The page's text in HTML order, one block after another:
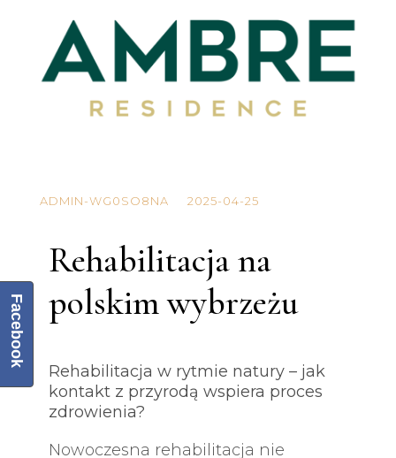
ADMIN-WG0SO8NA 2025-04-25
Rehabilitacja na
polskim wybrzeżu
Rehabilitacja w rytmie natury – jak
kontakt z przyrodą wspiera proces
zdrowienia?
Nowoczesna rehabilitacja nie
Facebook